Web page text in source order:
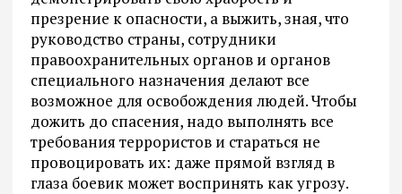
презрение к опасности, а выжить, зная, что
руководство страны, сотрудники
правоохранительных органов и органов
специального назначения делают все
возможное для освобождения людей. Чтобы
дожить до спасения, надо выполнять все
требования террористов и стараться не
провоцировать их: даже прямой взгляд в
глаза боевик может воспринять как угрозу.